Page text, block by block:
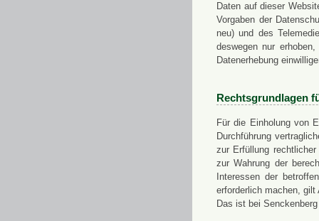
Daten auf dieser
Vorgaben der
neu) und des
deswegen nur
Datenerhebung
Rechtsgrundlagen
Für die Einholung von
Durchführung
zur Erfüllung
zur Wahrung der
Interessen der
erforderlich machen,
Das ist bei